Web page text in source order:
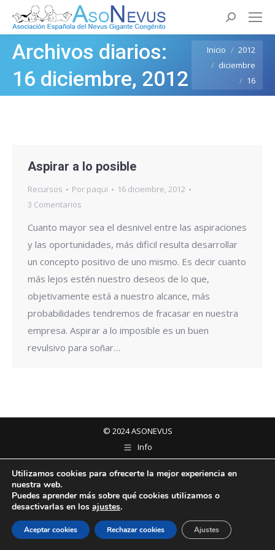
Buscar:
Archivos diarios:
16 diciembre, 2012
Estás aquí:
Inicio
2012
diciembre
16
Aspirar a lo posible
Recursos Por paqui
16 diciembre, 2012
3 Comentarios
Cuanto mayor sea el desnivel entre las aspiraciones
y las oportunidades, más dificil resulta desarrollar
un concepto positivo de uno mismo. Es decir cuanto
más lejos estén nuestro deseos de lo que,
objetivamente está a nuestro alcance, más
probabilidades tendremos de fracasar en nuestra
empresa. Aspirar a lo imposible es un buen
revulsivo para soñar…
© 2024 ASONEVUS
Info
Utilizamos cookies para ofrecerte la mejor experiencia en
nuestra web.
Puedes aprender más sobre qué cookies utilizamos o
desactivarlas en los ajustes.
Aceptar cookies Rechazar cookies Ajustes